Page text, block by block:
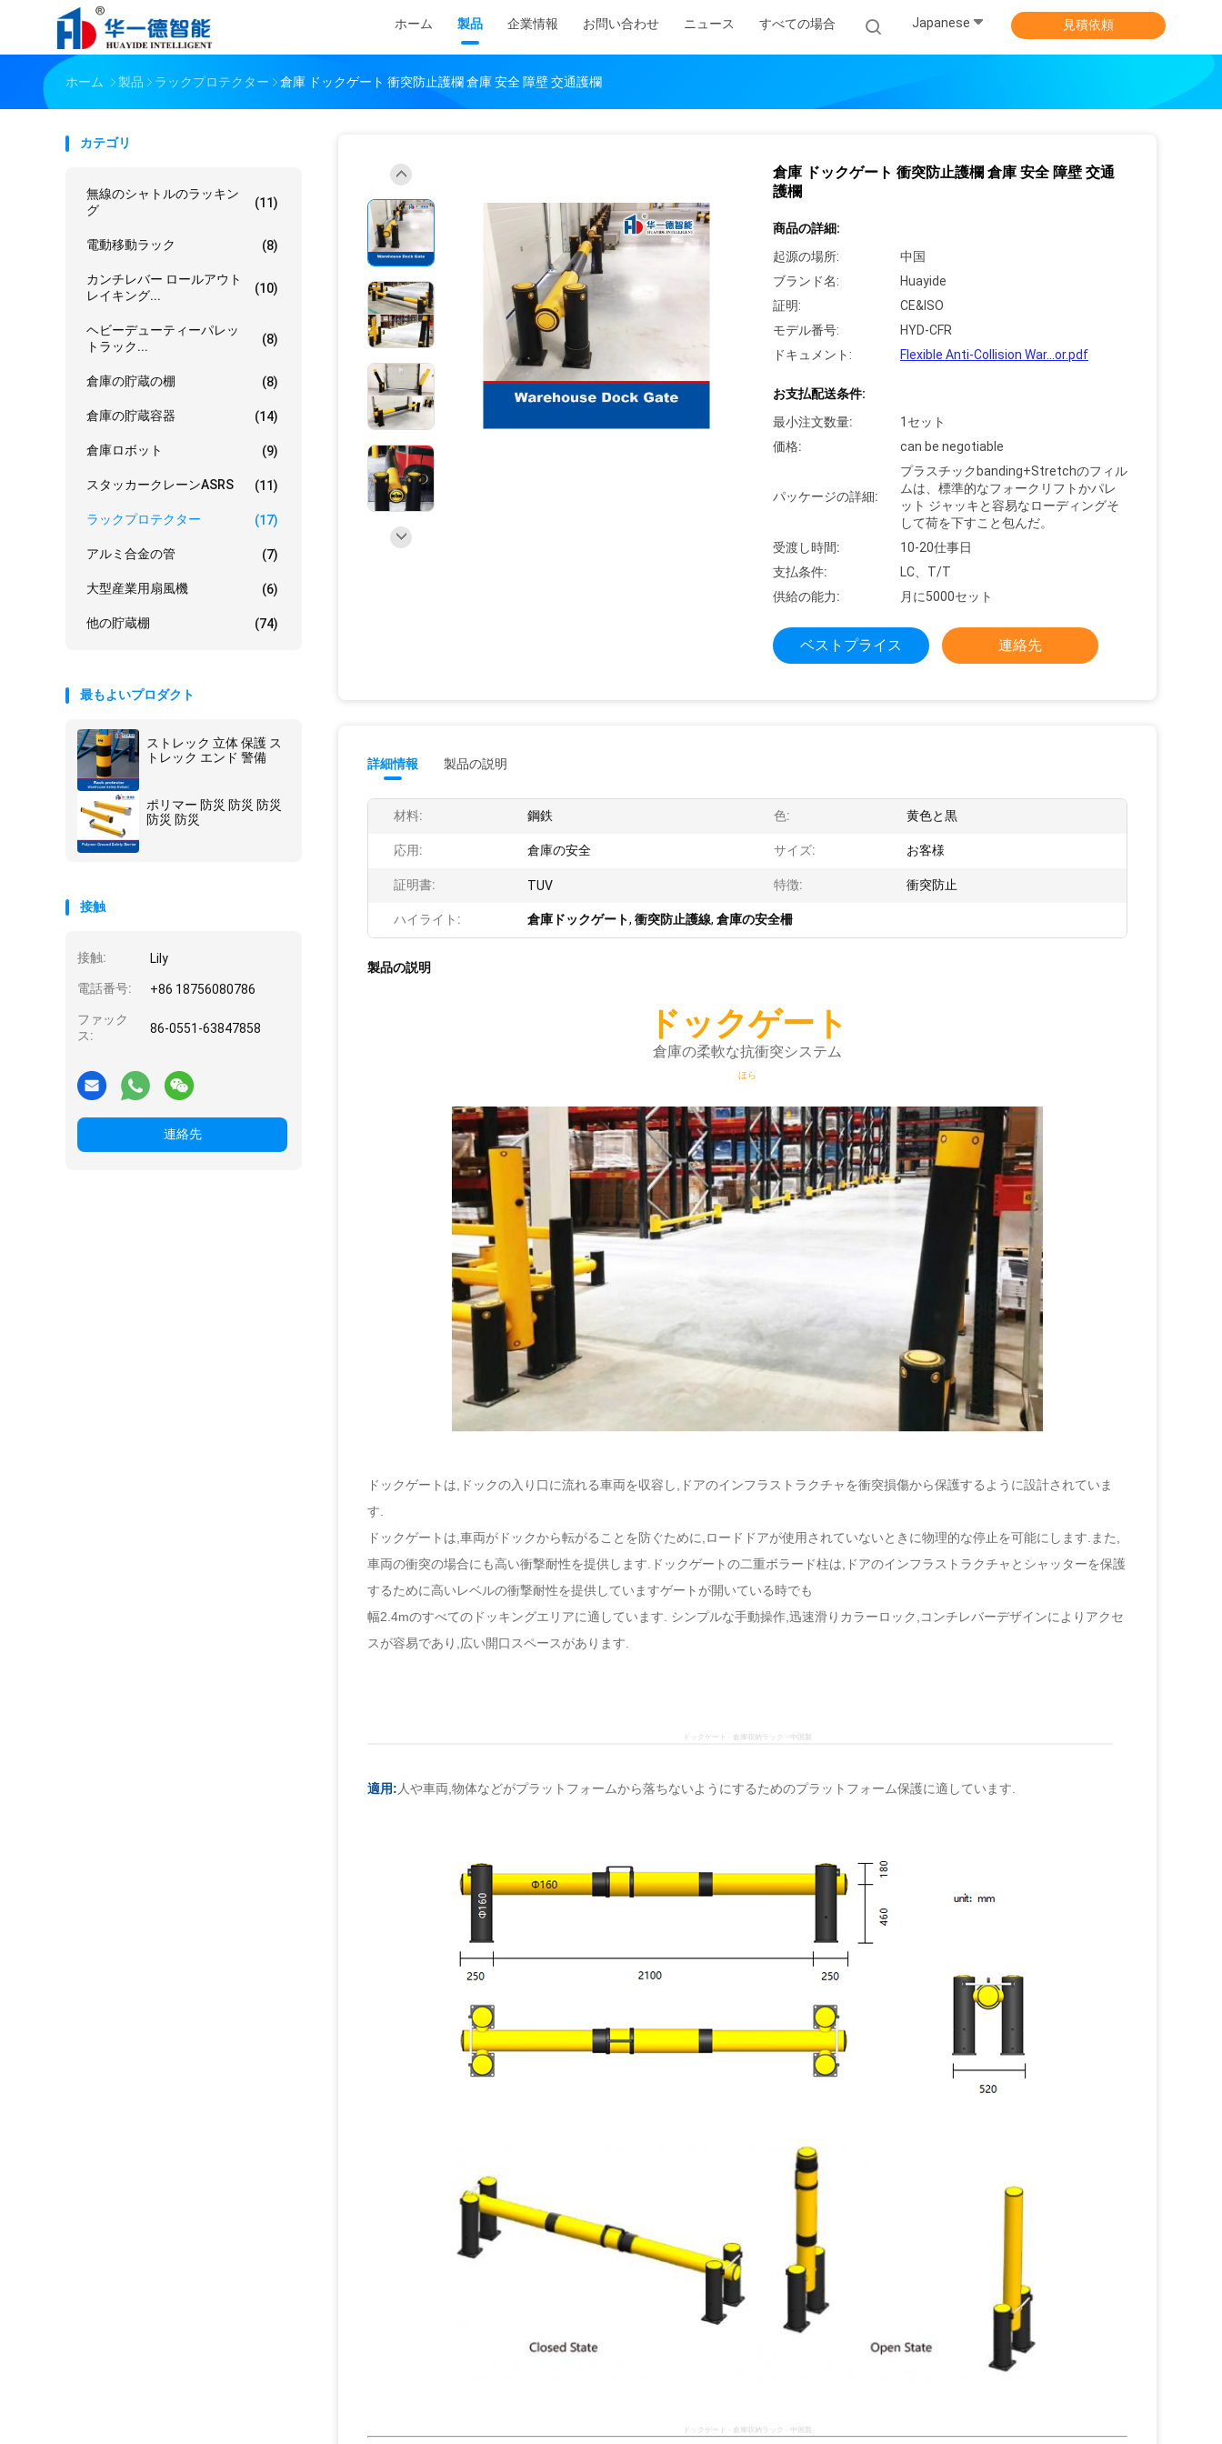
ホーム 製品 企業情報 お問い合わせ ニュース すべての場合 Japanese 見積依頼
ホーム 製品 ラックプロテクター 倉庫 ドックゲート 衝突防止護欄 倉庫 安全 障壁 交通護欄
カテゴリ
無線のシャトルのラッキン
グ
(11)
電動移動ラック (8)
カンチレバー ロールアウト
レイキング...
(10)
ヘビーデューティーパレッ
トラック...
(8)
倉庫の貯蔵の棚 (8)
倉庫の貯蔵容器 (14)
倉庫ロボット (9)
スタッカークレーンASRS (11)
ラックプロテクター (17)
アルミ合金の管 (7)
大型産業用扇風機 (6)
他の貯蔵棚 (74)
最もよいプロダクト
ストレック 立体 保護 ス
トレック エンド 警備
ポリマー 防災 防災 防災
防災 防災
接触
接触: Lily
電話番号: +86 18756080786
ファック
ス:
86-0551-63847858
連絡先
倉庫 ドックゲート 衝突防止護欄 倉庫 安全 障壁 交通
護欄
商品の詳細:
起源の場所:
中国
ブランド名:
Huayide
証明:
CE&ISO
モデル番号:
HYD-CFR
ドキュメント:
Flexible Anti-Collision War...or.pdf
お支払配送条件:
最小注文数量:
1セット
価格:
can be negotiable
パッケージの詳細:
プラスチックbanding+Stretchのフィル
ムは、標準的なフォークリフトかパレ
ット ジャッキと容易なローディングそ
して荷を下すこと包んだ。
受渡し時間:
10-20仕事日
支払条件:
LC、T/T
供給の能力:
月に5000セット
ベストプライス 連絡先
詳細情報 製品の説明
材料: 鋼鉄 色: 黄色と黒
応用: 倉庫の安全 サイズ: お客様
証明書: TUV 特徴: 衝突防止
ハイライト: 倉庫ドックゲート, 衝突防止護線, 倉庫の安全柵
製品の説明
ドックゲート
倉庫の柔軟な抗衝突システム
ほら
ドックゲートは,ドックの入り口に流れる車両を収容し,ドアのインフラストラクチャを衝突損傷から保護するように設計されていま
す.
ドックゲートは,車両がドックから転がることを防ぐために,ロードドアが使用されていないときに物理的な停止を可能にします.また,
車両の衝突の場合にも高い衝撃耐性を提供します.ドックゲートの二重ボラード柱は,ドアのインフラストラクチャとシャッターを保護
するために高いレベルの衝撃耐性を提供していますゲートが開いている時でも
幅2.4mのすべてのドッキングエリアに適しています. シンプルな手動操作,迅速滑りカラーロック,コンチレバーデザインによりアクセ
スが容易であり,広い開口スペースがあります.
ドックゲート · 倉庫収納ラック · 中国製
適用: 人や車両,物体などがプラットフォームから落ちないようにするためのプラットフォーム保護に適しています.
ドックゲート · 倉庫収納ラック · 中国製